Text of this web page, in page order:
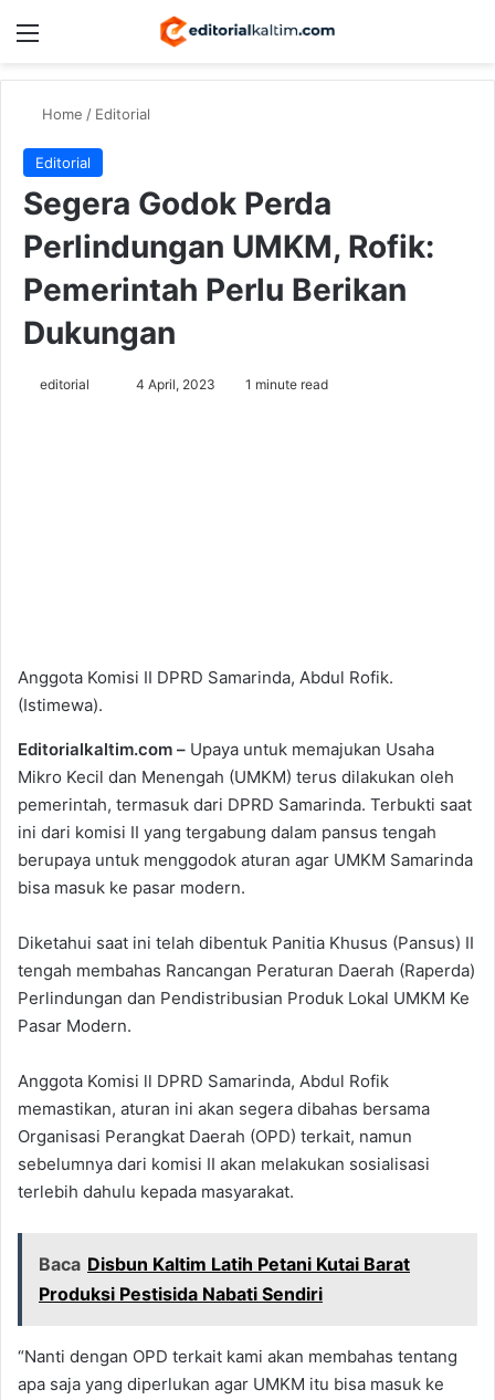
Menu
Home / Editorial
Editorial
Segera Godok Perda
Perlindungan UMKM, Rofik:
Pemerintah Perlu Berikan
Dukungan
editorial
Send4 April, 2023 1 minute read
Anggota Komisi II DPRD Samarinda, Abdul Rofik.
(Istimewa).
Editorialkaltim.com – Upaya untuk memajukan Usaha
Mikro Kecil dan Menengah (UMKM) terus dilakukan oleh
pemerintah, termasuk dari DPRD Samarinda. Terbukti saat
ini dari komisi II yang tergabung dalam pansus tengah
berupaya untuk menggodok aturan agar UMKM Samarinda
bisa masuk ke pasar modern.
Diketahui saat ini telah dibentuk Panitia Khusus (Pansus) II
tengah membahas Rancangan Peraturan Daerah (Raperda)
Perlindungan dan Pendistribusian Produk Lokal UMKM Ke
Pasar Modern.
Anggota Komisi ll DPRD Samarinda, Abdul Rofik
memastikan, aturan ini akan segera dibahas bersama
Organisasi Perangkat Daerah (OPD) terkait, namun
sebelumnya dari komisi II akan melakukan sosialisasi
terlebih dahulu kepada masyarakat.
Baca Disbun Kaltim Latih Petani Kutai Barat
Produksi Pestisida Nabati Sendiri
“Nanti dengan OPD terkait kami akan membahas tentang
apa saja yang diperlukan agar UMKM itu bisa masuk ke